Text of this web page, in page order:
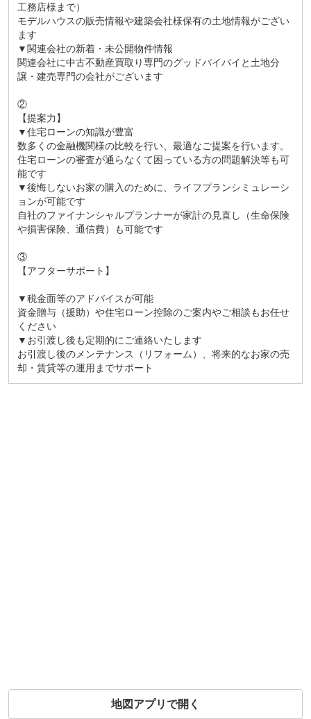
工務店様まで）
モデルハウスの販売情報や建築会社様保有の土地情報がござい
ます
▼関連会社の新着・未公開物件情報
関連会社に中古不動産買取り専門のグッドバイバイと土地分
譲・建売専門の会社がございます
②
【提案力】
▼住宅ローンの知識が豊富
数多くの金融機関様の比較を行い、最適なご提案を行います。
住宅ローンの審査が通らなくて困っている方の問題解決等も可
能です
▼後悔しないお家の購入のために、ライフプランシミュレーシ
ョンが可能です
自社のファイナンシャルプランナーが家計の見直し（生命保険
や損害保険、通信費）も可能です
③
【アフターサポート】
▼税金面等のアドバイスが可能
資金贈与（援助）や住宅ローン控除のご案内やご相談もお任せ
ください
▼お引渡し後も定期的にご連絡いたします
お引渡し後のメンテナンス（リフォーム）、将来的なお家の売
却・賃貸等の運用までサポート
地図アプリで開く